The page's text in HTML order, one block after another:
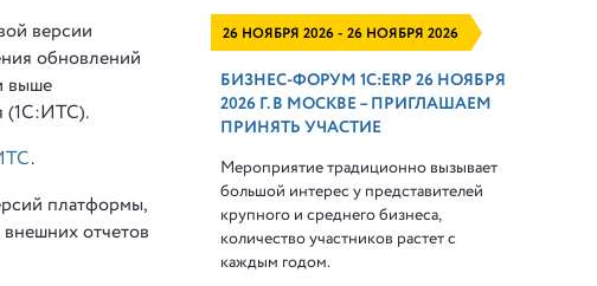
версии
обновлений
выше
(1С:ИТС).
.
платформы,
отчетов
26 НОЯБРЯ 2026 - 26 НОЯБРЯ 2026
БИЗНЕС-ФОРУМ 1С:ERP 26 НОЯБРЯ
2026 Г. В МОСКВЕ – ПРИГЛАШАЕМ
ПРИНЯТЬ УЧАСТИЕ
Мероприятие традиционно вызывает
большой интерес у представителей
крупного и среднего бизнеса,
количество участников растет с
каждым годом.